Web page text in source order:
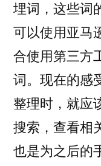
埋词，这些词
可以使用亚马
合使用第三方
词。现在的感
整理时，就应
搜索，查看相
也是为之后的